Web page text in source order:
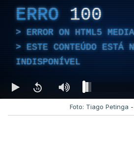
ERRO 100
ERROR ON HTML5
ESTE CONTEÚDO ESTÁ
INDISPONÍVEL
Foto: Tiago Petinga